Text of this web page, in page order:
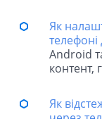
Як
Android
контент,
Як